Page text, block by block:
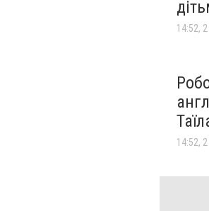
14:52,
14:52,